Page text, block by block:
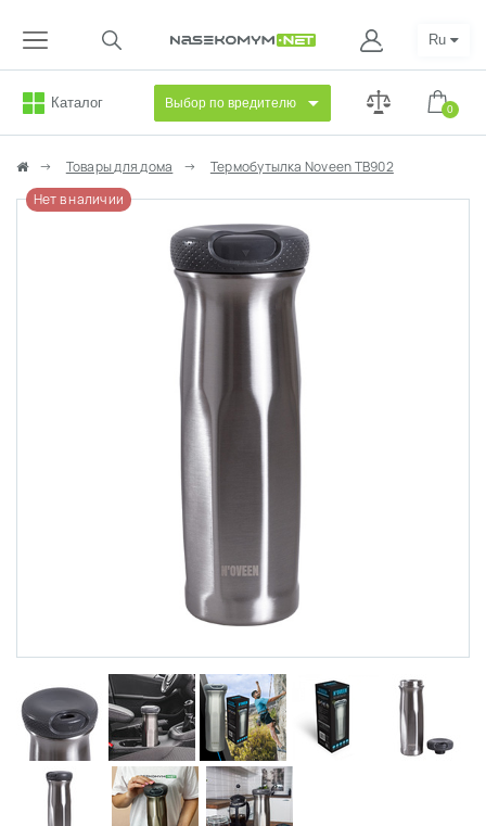
Каталог Выбор по вредителю 0
Ru
Товары для дома
Термобутылка Noveen TB902
Нет в наличии